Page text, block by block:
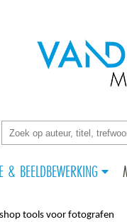
& BEELDBEWERKING
tools voor fotografen